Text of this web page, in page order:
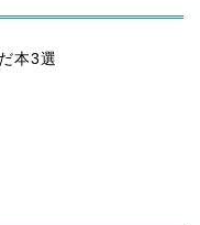
本3選